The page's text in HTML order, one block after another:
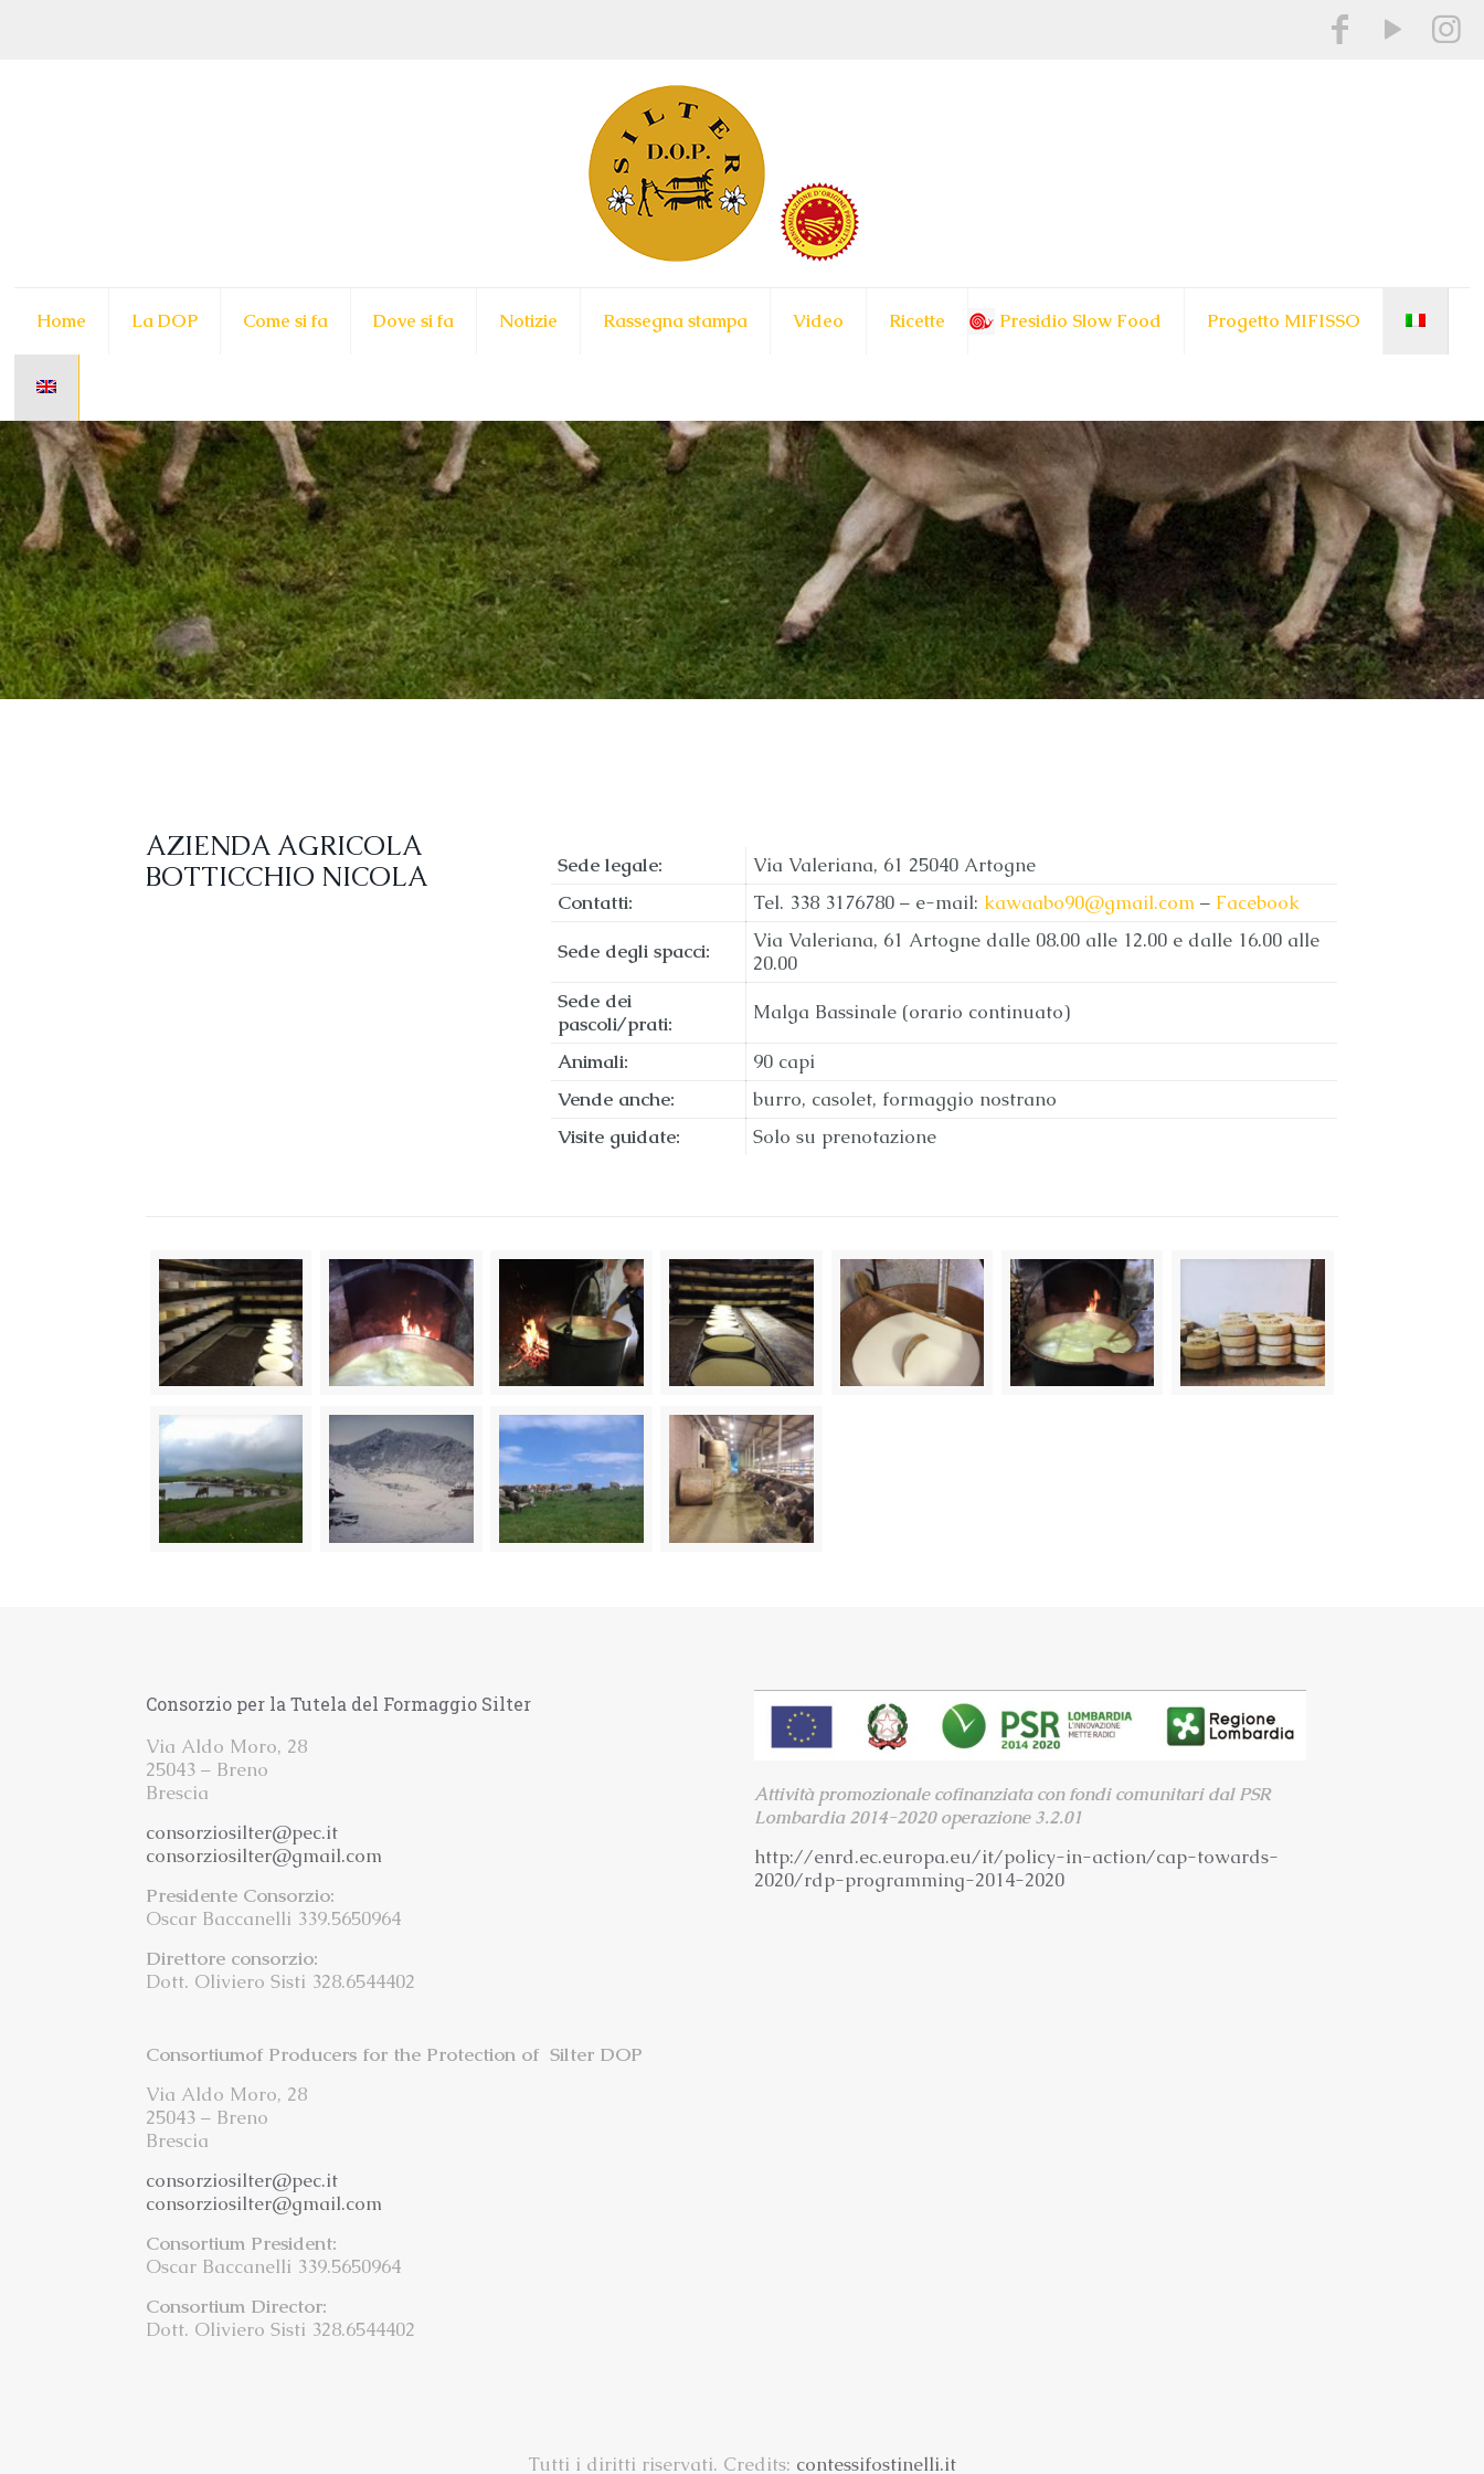
Home La DOP Come si fa Dove si fa Notizie Rassegna stampa Video Ricette Presidio Slow Food Progetto MIFISSO
AZIENDA AGRICOLA
BOTTICCHIO NICOLA
Sede legale:
Via Valeriana, 61 25040 Artogne
Contatti:
Tel. 338 3176780 – e-mail: kawaabo90@gmail.com – Facebook
Sede degli spacci:
Via Valeriana, 61 Artogne dalle 08.00 alle 12.00 e dalle 16.00 alle
20.00
Sede dei
pascoli/prati:
Malga Bassinale (orario continuato)
Animali:
90 capi
Vende anche:
burro, casolet, formaggio nostrano
Visite guidate:
Solo su prenotazione
Consorzio per la Tutela del Formaggio Silter
Via Aldo Moro, 28
25043 – Breno
Brescia
consorziosilter@pec.it
consorziosilter@gmail.com
Presidente Consorzio:
Oscar Baccanelli 339.5650964
Direttore consorzio:
Dott. Oliviero Sisti 328.6544402
Consortiumof Producers for the Protection of Silter DOP
Via Aldo Moro, 28
25043 – Breno
Brescia
consorziosilter@pec.it
consorziosilter@gmail.com
Consortium President:
Oscar Baccanelli 339.5650964
Consortium Director:
Dott. Oliviero Sisti 328.6544402
Attività promozionale cofinanziata con fondi comunitari dal PSR
Lombardia 2014-2020 operazione 3.2.01
http://enrd.ec.europa.eu/it/policy-in-action/cap-towards-
2020/rdp-programming-2014-2020
Tutti i diritti riservati. Credits: contessifostinelli.it